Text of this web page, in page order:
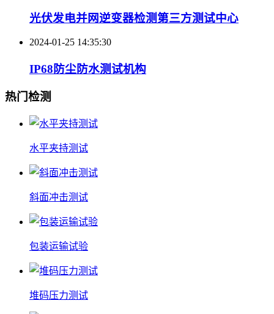
光伏发电并网逆变器检测第三方测试中心
2024-01-25 14:35:30
IP68防尘防水测试机构
热门检测
水平夹持测试
斜面冲击测试
包装运输试验
堆码压力测试